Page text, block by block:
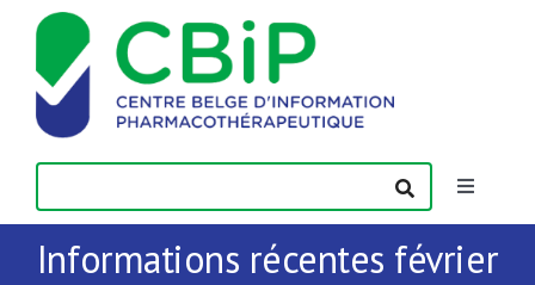
Passer
contenu
Toggle
Actualités
Informations récentes février